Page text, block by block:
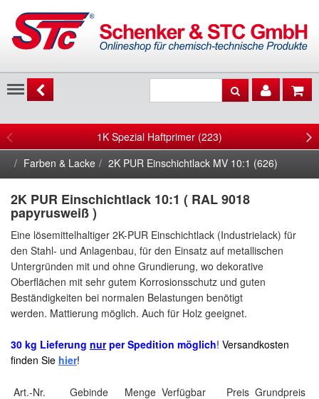
Menu
1K Spezial Haftprimer (223)
Farben & Lacke
2K PUR Einschichtlack MV 10:1 (626)
2K PUR Einschichtlack 10:1 ( RAL 9018
papyrusweiß )
Eine lösemittelhaltiger 2K-PUR Einschichtlack (Industrielack) für
den Stahl- und Anlagenbau, für den Einsatz auf metallischen
Untergründen mit und ohne Grundierung, wo dekorative
Oberflächen mit sehr gutem Korrosionsschutz und guten
Beständigkeiten bei normalen Belastungen benötigt
werden. Mattierung möglich. Auch für Holz geeignet.
30 kg Lieferung nurper Spedition möglich! Versandkosten
finden Sie hier!
Art.-Nr. Gebinde Menge Verfügbar Preis Grundpreis